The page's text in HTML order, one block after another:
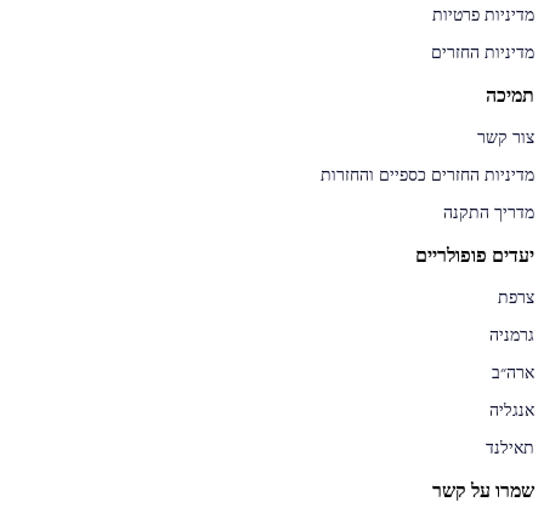
מדיניות פרטיות
מדיניות החזרים
תמיכה
צור קשר
מדיניות החזרים כספיים והחזרות
מדריך התקנה
יעדים פופולריים
צרפת
גרמניה
ארה״ב
אנגליה
תאילנד
שמרו על קשר